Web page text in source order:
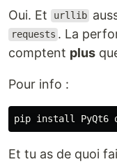
Oui. Et urllib
requests . La
comptent plus
Pour info :
pip install
Et tu as de quoi